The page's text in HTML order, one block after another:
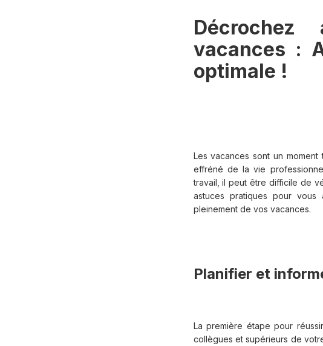
vacances :
optimale !
Les vacances sont un
effréné de la vie
travail, il peut être difficile de
astuces pratiques pour
pleinement de vos vacances.
Planifier et
La première étape pour
collègues et supérieurs de